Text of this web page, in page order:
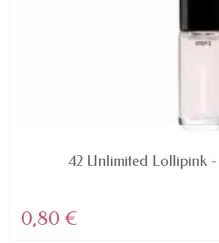
42 Unlimited Lollipink
0,80 €